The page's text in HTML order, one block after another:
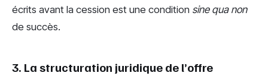
écrits avant la cession est une condition sine qua non
de succès.
3. La structuration juridique de l’offre